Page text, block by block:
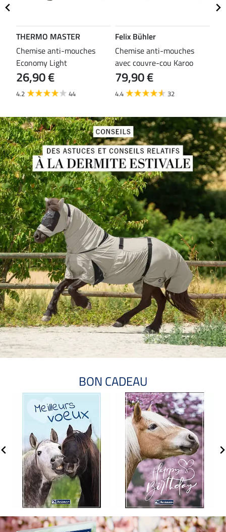
THERMO MASTER
Chemise anti-mouches
Economy Light
26,90 €
4.2 44
Felix Bühler
Chemise anti-mouches
avec couvre-cou Karoo
79,90 €
4.4 32
BON CADEAU